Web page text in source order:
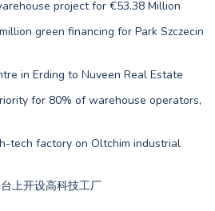
project for €53.38 Million
green financing for Park Szczecin
in Erding to Nuveen Real Estate
for 80% of warehouse operators,
tech factory on Oltchim industrial
上开设高科技工厂